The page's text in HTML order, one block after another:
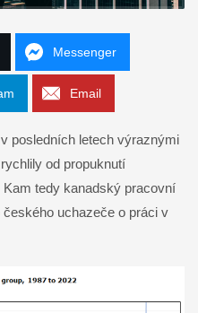
Messenger
Email
posledních letech výraznými
od propuknutí
tedy kanadský pracovní
uchazeče o práci v